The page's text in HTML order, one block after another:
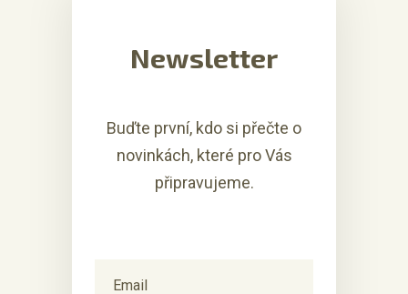
Newsletter
Buďte první, kdo si přečte o
novinkách, které pro Vás
připravujeme.